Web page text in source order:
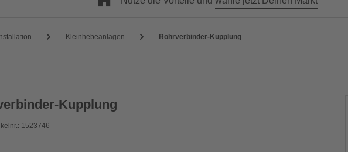
Kleinhebeanlagen Rohrverbinder-Kupplung
Kupplung
1523746